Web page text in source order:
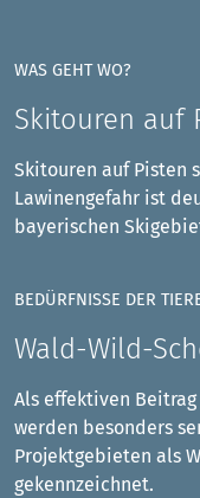
WAS GEHT WO?
Skitouren auf
Skitouren auf Pisten
Lawinengefahr ist
bayerischen
BEDÜRFNISSE DER
Wald-Wild-
Als effektiven
werden besonders
Projektgebieten als
gekennzeichnet.